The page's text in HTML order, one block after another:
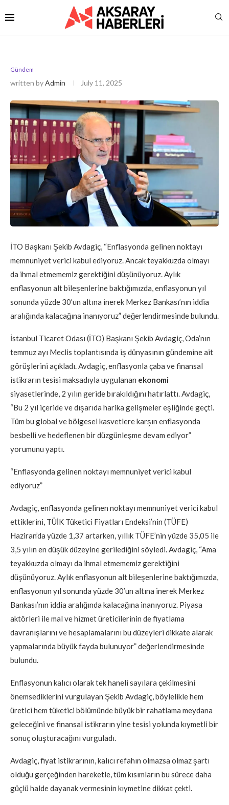
Gündem
written byAdmin July 11, 2025
İTO Başkanı Şekib Avdagiç, “Enflasyonda gelinen noktayı
memnuniyet verici kabul ediyoruz. Ancak teyakkuzda olmayı
da ihmal etmememiz gerektiğini düşünüyoruz. Aylık
enflasyonun alt bileşenlerine baktığımızda, enflasyonun yıl
sonunda yüzde 30’un altına inerek Merkez Bankası’nın iddia
aralığında kalacağına inanıyoruz” değerlendirmesinde bulundu.
İstanbul Ticaret Odası (İTO) Başkanı Şekib Avdagiç, Oda’nın
temmuz ayı Meclis toplantısında iş dünyasının gündemine ait
görüşlerini açıkladı. Avdagiç, enflasyonla çaba ve finansal
istikrarın tesisi maksadıyla uygulanan ekonomi
siyasetlerinde, 2 yılın geride bırakıldığını hatırlattı. Avdagiç,
“Bu 2 yıl içeride ve dışarıda harika gelişmeler eşliğinde geçti.
Tüm bu global ve bölgesel kasvetlere karşın enflasyonda
besbelli ve hedeflenen bir düzgünleşme devam ediyor”
yorumunu yaptı.
“Enflasyonda gelinen noktayı memnuniyet verici kabul
ediyoruz”
Avdagiç, enflasyonda gelinen noktayı memnuniyet verici kabul
ettiklerini, TÜİK Tüketici Fiyatları Endeksi’nin (TÜFE)
Haziran’da yüzde 1,37 artarken, yıllık TÜFE’nin yüzde 35,05 ile
3,5 yılın en düşük düzeyine gerilediğini söyledi. Avdagiç, “Ama
teyakkuzda olmayı da ihmal etmememiz gerektiğini
düşünüyoruz. Aylık enflasyonun alt bileşenlerine baktığımızda,
enflasyonun yıl sonunda yüzde 30’un altına inerek Merkez
Bankası’nın iddia aralığında kalacağına inanıyoruz. Piyasa
aktörleri ile mal ve hizmet üreticilerinin de fiyatlama
davranışlarını ve hesaplamalarını bu düzeyleri dikkate alarak
yapmalarında büyük fayda bulunuyor” değerlendirmesinde
bulundu.
Enflasyonun kalıcı olarak tek haneli sayılara çekilmesini
önemsediklerini vurgulayan Şekib Avdagiç, böylelikle hem
üretici hem tüketici bölümünde büyük bir rahatlama meydana
geleceğini ve finansal istikrarın yine tesisi yolunda kıymetli bir
sonuç oluşturacağını vurguladı.
Avdagiç, fiyat istikrarının, kalıcı refahın olmazsa olmaz şartı
olduğu gerçeğinden hareketle, tüm kısımların bu sürece daha
güçlü halde dayanak vermesinin kıymetine dikkat çekti.